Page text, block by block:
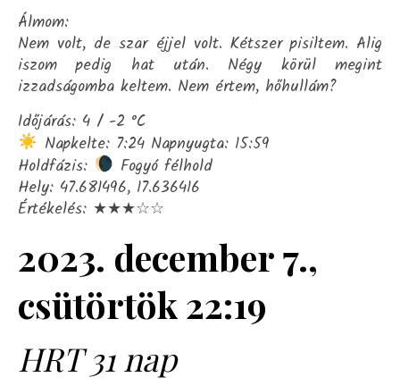
Álmom:
Nem volt, de szar éjjel volt. Kétszer pisiltem. Alig
iszom pedig hat után. Négy körül megint
izzadságomba keltem. Nem értem, hőhullám?
Időjárás: 4 / -2 °C
Napkelte: 7:24 Napnyugta: 15:59
Holdfázis:
Fogyó félhold
Hely: 47.681496, 17.636416
Értékelés: ★★★☆☆
2023. december 7.,
csütörtök 22:19
HRT 31 nap